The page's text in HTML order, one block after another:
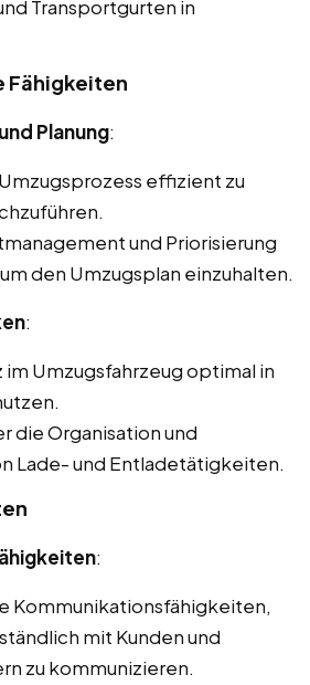
Transportgurten in
Fähigkeiten
Planung:
effizient zu
und Priorisierung
den Umzugsplan einzuhalten.
:
im Umzugsfahrzeug optimal in
die Organisation und
Lade- und Entladetätigkeiten.
:
Kommunikationsfähigkeiten,
mit Kunden und
zu kommunizieren.